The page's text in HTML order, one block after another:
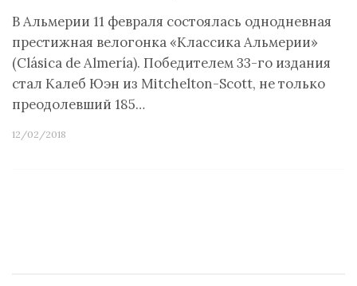
В Альмерии 11 февраля состоялась однодневная
престижная велогонка «Классика Альмерии»
(Clásica de Almería). Победителем 33-го издания
стал Калеб Юэн из Mitchelton-Scott, не только
преодолевший 185…
12/02/2018